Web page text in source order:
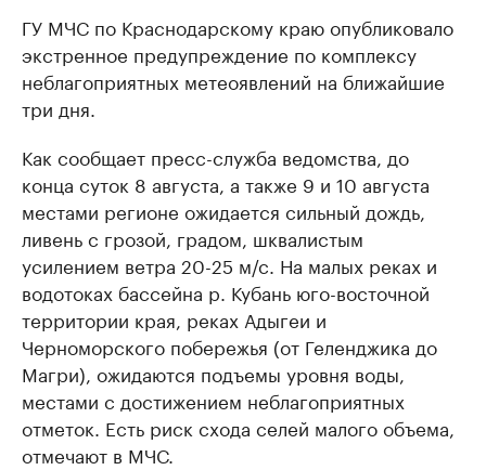
ГУ МЧС по Краснодарскому краю опубликовало
экстренное предупреждение по комплексу
неблагоприятных метеоявлений на ближайшие
три дня.
Как сообщает пресс-служба ведомства, до
конца суток 8 августа, а также 9 и 10 августа
местами регионе ожидается сильный дождь,
ливень с грозой, градом, шквалистым
усилением ветра 20-25 м/с. На малых реках и
водотоках бассейна р. Кубань юго-восточной
территории края, реках Адыгеи и
Черноморского побережья (от Геленджика до
Магри), ожидаются подъемы уровня воды,
местами с достижением неблагоприятных
отметок. Есть риск схода селей малого объема,
отмечают в МЧС.